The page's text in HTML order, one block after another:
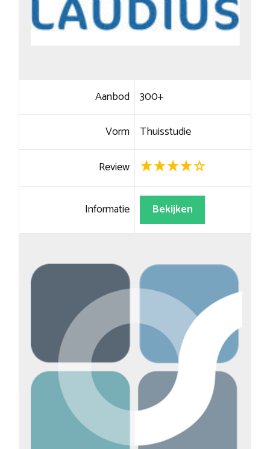
Aanbod 300+
Vorm Thuisstudie
Review
Informatie Bekijken